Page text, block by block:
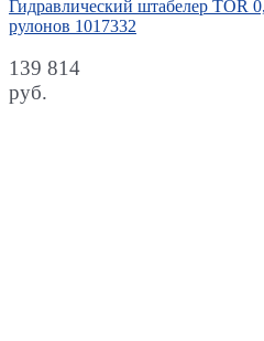
Гидравлический штабелер TOR
рулонов 1017332
139 814
руб.